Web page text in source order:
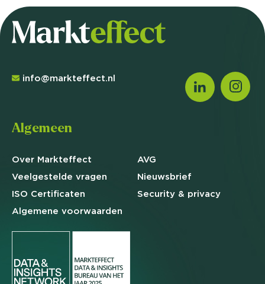
info@markteffect.nl
Algemeen
Over Markteffect
Veelgestelde vragen
ISO Certificaten
Algemene voorwaarden
AVG
Nieuwsbrief
Security & privacy